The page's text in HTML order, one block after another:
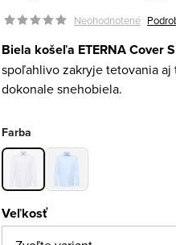
Neohodnotené
Biela košeľa ETERNA Cover
spoľahlivo zakryje tetovania
dokonale snehobiela.
Farba
Veľkosť